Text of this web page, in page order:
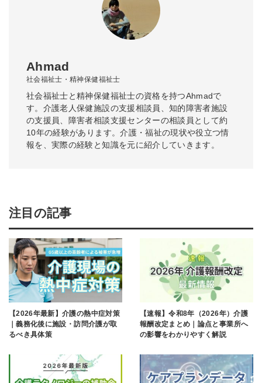
Ahmad
社会福祉士・精神保健福祉士
社会福祉士と精神保健福祉士の資格を持つAhmadで
す。介護老人保健施設の支援相談員、知的障害者施設
の支援員、障害者相談支援センターの相談員として約
10年の経験があります。介護・福祉の現状や役立つ情
報を、実際の経験と知識を元に紹介していきます。
注目の記事
【2026年最新】介護の熱中症対策
｜義務化後に施設・訪問介護が取
るべき具体策
【速報】令和8年（2026年）介護
報酬改定まとめ｜論点と事業所へ
の影響をわかりやすく解説